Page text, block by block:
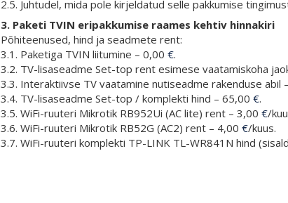
2.5. Juhtudel, mida pole kirjeldatud selle pakkumise
3. Paketi TVIN eripakkumise raames kehtiv hinnakiri
Põhiteenused, hind ja seadmete rent:
3.1. Paketiga TVIN liitumine – 0,00 €.
3.2. TV-lisaseadme Set-top rent esimese vaatamiskoha
3.3. Interaktiivse TV vaatamine nutiseadme rakenduse abil
3.4. TV-lisaseadme Set-top / komplekti hind – 65,00 €.
3.5. WiFi-ruuteri Mikrotik RB952Ui (AC lite) rent – 3,00 €/
3.6. WiFi-ruuteri Mikrotik RB52G (AC2) rent – 4,00 €/kuus.
3.7. WiFi-ruuteri komplekti TP-LINK TL-WR841N hind